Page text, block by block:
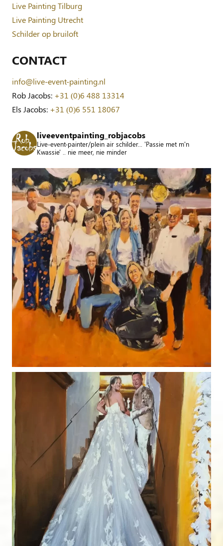
Live Painting Tilburg
Live Painting Utrecht
Schilder op bruiloft
CONTACT
info@live-event-painting.nl
Rob Jacobs: +31 (0)6 488 13314
Els Jacobs: +31 (0)6 551 18067
liveeventpainting_robjacobs
Live-event-painter/plein air schilder... 'Passie met m'n
Kwassie' .. nie meer, nie minder